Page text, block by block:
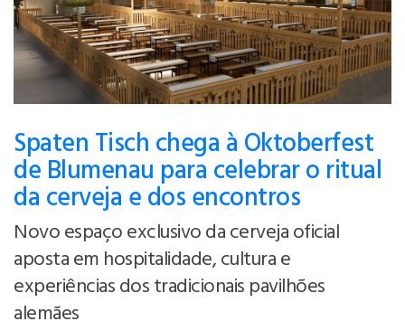
Spaten Tisch chega à Oktoberfest
de Blumenau para celebrar o ritual
da cerveja e dos encontros
Novo espaço exclusivo da cerveja oficial
aposta em hospitalidade, cultura e
experiências dos tradicionais pavilhões
alemães